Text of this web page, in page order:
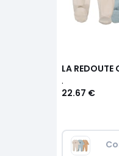
LA REDOUTE
.
22.67 €